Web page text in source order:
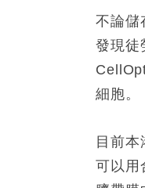
不論儲
發現徒
細胞。
目前
可以用